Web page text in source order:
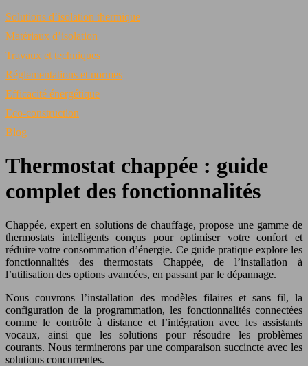
Solutions d’isolation thermique
Matériaux d’isolation
Travaux et techniques
Réglementations et normes
Efficacité énergétique
Eco-construction
Blog
Thermostat chappée : guide
complet des fonctionnalités
Chappée, expert en solutions de chauffage, propose une gamme de
thermostats intelligents conçus pour optimiser votre confort et
réduire votre consommation d’énergie. Ce guide pratique explore les
fonctionnalités des thermostats Chappée, de l’installation à
l’utilisation des options avancées, en passant par le dépannage.
Nous couvrons l’installation des modèles filaires et sans fil, la
configuration de la programmation, les fonctionnalités connectées
comme le contrôle à distance et l’intégration avec les assistants
vocaux, ainsi que les solutions pour résoudre les problèmes
courants. Nous terminerons par une comparaison succincte avec les
solutions concurrentes.